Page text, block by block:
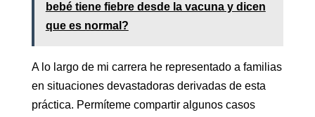
bebé tiene fiebre desde la vacuna y dicen
que es normal?
A lo largo de mi carrera he representado a familias
en situaciones devastadoras derivadas de esta
práctica. Permíteme compartir algunos casos